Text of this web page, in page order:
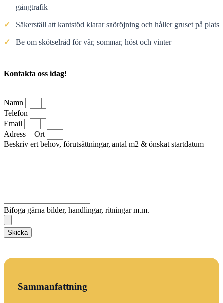
gångtrafik
✓ Säkerställ att kantstöd klarar snöröjning och håller gruset på plats
✓ Be om skötselråd för vår, sommar, höst och vinter
Kontakta oss idag!
Namn
Telefon
Email
Adress + Ort
Beskriv ert behov, förutsättningar, antal m2 & önskat startdatum
Bifoga gärna bilder, handlingar, ritningar m.m.
Skicka
Sammanfattning